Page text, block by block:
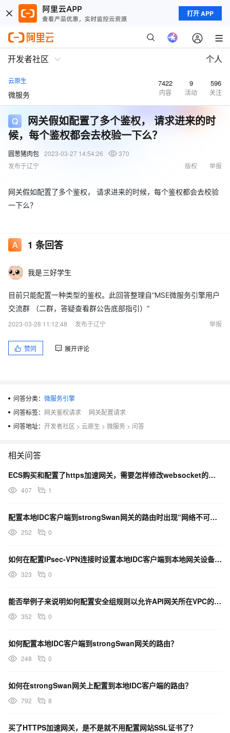
打开 APP
开发者社区 个人
云原生
微服务
7422
内容
9
活动
596
关注
网关假如配置了多个鉴权， 请求进来的时
候，每个鉴权都会去校验一下么？
圆葱猪肉包 2023-03-27 14:54:26
370
发布于辽宁
举报
版权
网关假如配置了多个鉴权， 请求进来的时候，每个鉴权都会去校验
一下么？
1 条回答
我是三好学生
目前只能配置一种类型的鉴权。此回答整理自“MSE微服务引擎用户
交流群 （二群，答疑查看群公告底部指引）”
2023-03-28 11:12:48
发布于辽宁 举报
赞同 展开评论
问答分类： 微服务引擎
问答标签： 网关鉴权请求
网关配置请求
问答地址： 开发者社区 > 云原生 > 微服务 > 问答
相关问答
ECS购买和配置了https加速网关，需要怎样修改websocket的配置？
407 1
配置本地IDC客户端到strongSwan网关的路由时出现“网络不可达”错误是什么原因？
252 0
如何在配置IPsec-VPN连接时设置本地IDC客户端到本地网关设备以及反向的路由？
323 0
能否举例子来说明如何配置安全组规则以允许API网关所在VPC的子网访问您的私有VPC中的资源？
352 0
如何配置本地IDC客户端到strongSwan网关的路由？
248 0
如何在strongSwan网关上配置到本地IDC客户端的路由？
792 8
买了HTTPS加速网关，是不是就不用配置网站SSL证书了？